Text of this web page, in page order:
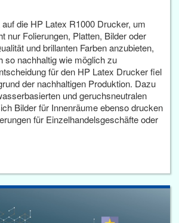
die HP Latex R1000 Drucker, um
nur Folierungen, Platten, Bilder oder
und brillanten Farben anzubieten,
so nachhaltig wie möglich zu
für den HP Latex Drucker fiel
der nachhaltigen Produktion. Dazu
und geruchsneutralen
Bilder für Innenräume ebenso drucken
für Einzelhandelsgeschäfte oder